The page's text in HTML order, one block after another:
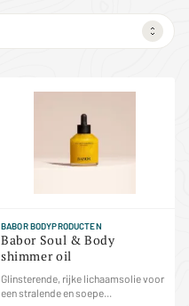
BABOR BODYPRODUCTEN
Babor Soul & Body
shimmer oil
Glinsterende, rijke lichaamsolie voor
een stralende en soepe...